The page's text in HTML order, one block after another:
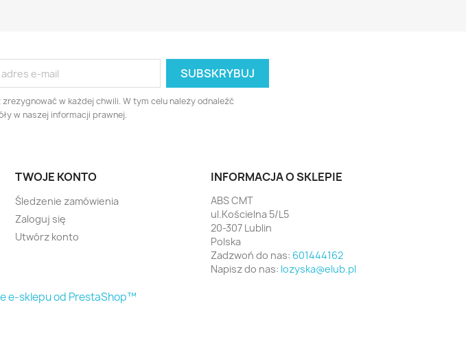
zrezygnować w każdej chwili. W tym celu należy odnaleźć
w naszej informacji prawnej.
TWOJE KONTO
Śledzenie zamówienia
Zaloguj się
Utwórz konto
INFORMACJA O SKLEPIE
ABS CMT
ul.Kościelna 5/L5
20-307 Lublin
Polska
Zadzwoń do nas: 601444162
Napisz do nas: lozyska@elub.pl
e-sklepu od PrestaShop™